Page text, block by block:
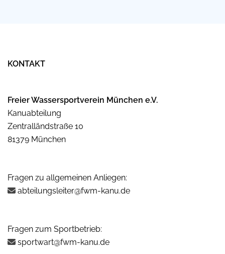
KONTAKT
Freier Wassersportverein München e.V.
Kanuabteilung
Zentralländstraße 10
81379 München
Fragen zu allgemeinen Anliegen:
abteilungsleiter@fwm-kanu.de
Fragen zum Sportbetrieb:
sportwart@fwm-kanu.de